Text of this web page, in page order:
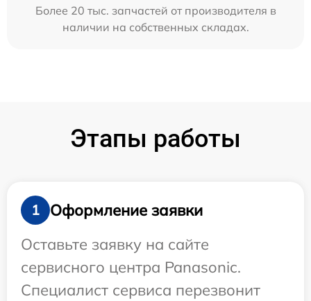
Более 20 тыс. запчастей от производителя в
наличии на собственных складах.
Этапы работы
1
Оформление заявки
Оставьте заявку на сайте
сервисного центра Panasonic.
Специалист сервиса перезвонит